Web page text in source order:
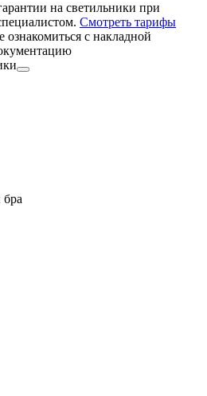
на светильники при
Смотреть тарифы
с накладной